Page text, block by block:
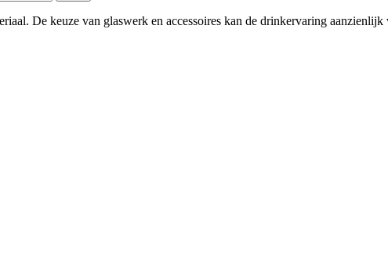
De keuze van glaswerk en accessoires kan de drinkervaring